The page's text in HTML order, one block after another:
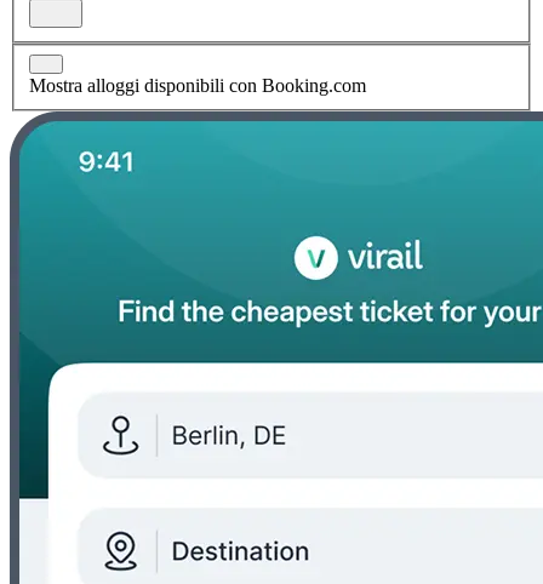
Mostra alloggi disponibili con Booking.com